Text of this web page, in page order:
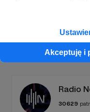
Akceptuję i
Promowani
Radio
30629